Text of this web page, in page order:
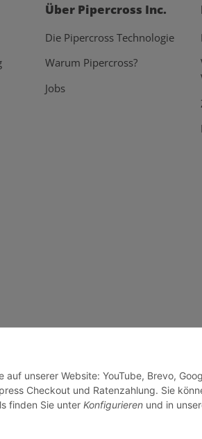
unserer Website: YouTube, Brevo,
Checkout und Ratenzahlung. Sie
finden Sie unter Konfigurieren und in
Über Pipercross Inc.
Die Pipercross Technologie
Warum Pipercross?
Jobs